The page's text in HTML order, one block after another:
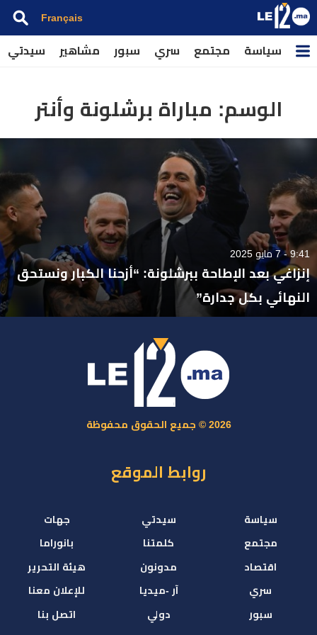
Français
سياسة مجتمع سري سبور مشاهير سيدتي
الوسم: مباراة برشلونة وأنتر
9:41 - 7 مايو 2025
إنزاغي بعد الإطاحة ببرشلونة: “أزحنا الكبار ونستحق
النهائي بكل جدارة”
2026 © جميع الحقوق محفوظة
روابط الموقع
سياسة
مجتمع
اقتصاد
سري
سبور
سيدتي
كلمتنا
مدونون
آر -ميديا
دولي
جهات
بانوراما
هيئة التحرير
للإعلان معنا
اتصل بنا